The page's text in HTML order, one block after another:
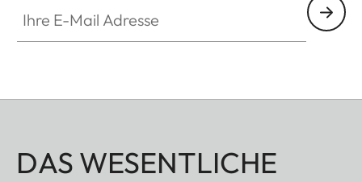
DAS WESENTLICHE